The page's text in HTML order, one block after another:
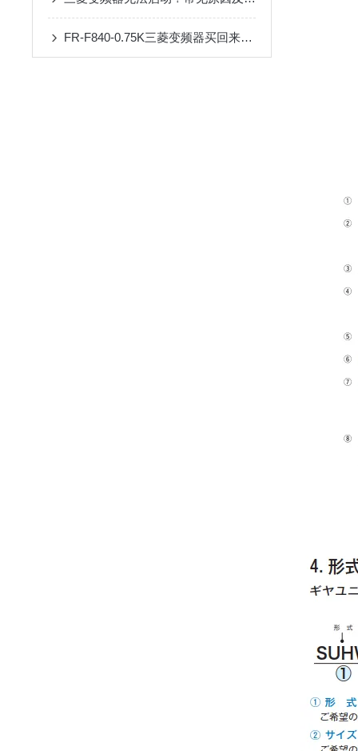
FR-F840-0.75K三菱变频器买回来第一步该做什么？开箱验收与上电检查清单